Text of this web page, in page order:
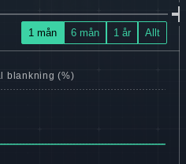
1 mån 6 mån 1 år Allt